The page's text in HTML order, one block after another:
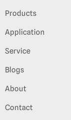
Products
Application
Service
Blogs
About
Contact